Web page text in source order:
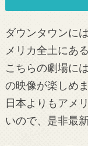
ダウンタウンに
メリカ全土にあ
こちらの劇場に
の映像が楽しめま
日本よりもアメ
いので、是非最